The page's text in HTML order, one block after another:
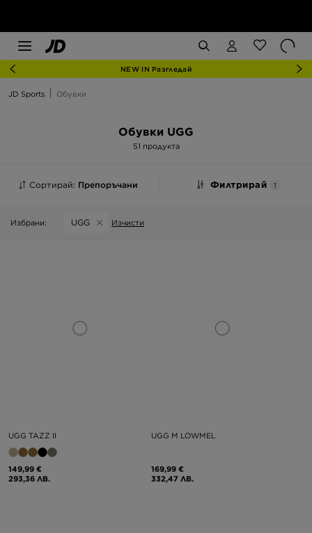
NEW IN Разгледай
JD Sports Обувки
Обувки UGG
51 продукта
Сортирай: Препоръчани Филтрирай 1
Избрани: UGG Изчисти
UGG TAZZ II
149,99 €
293,36 ЛВ.
UGG M LOWMEL
169,99 €
332,47 ЛВ.